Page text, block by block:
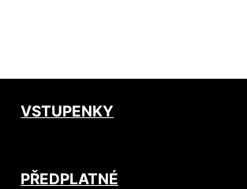
VSTUPENKY
PŘEDPLATNÉ